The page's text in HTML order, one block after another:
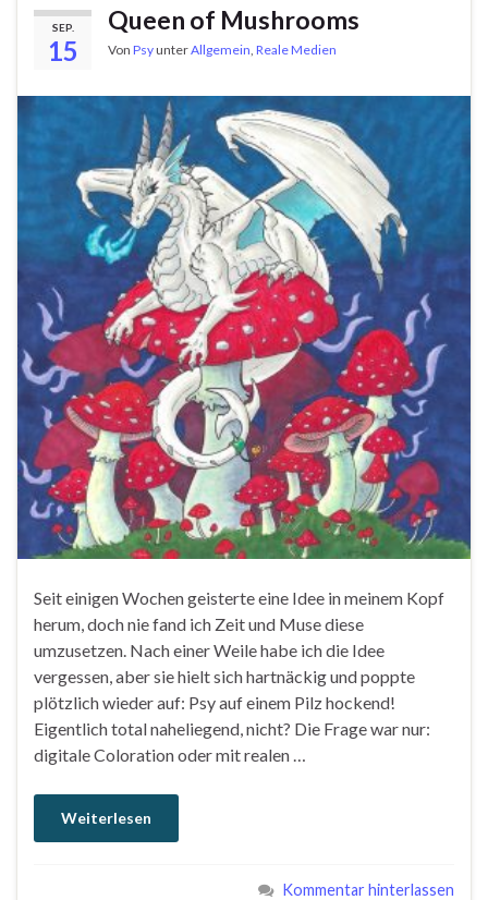
SEP.
15
Queen of Mushrooms
Von PsyunterAllgemein, Reale Medien
Seit einigen Wochen geisterte eine Idee in meinem Kopf
herum, doch nie fand ich Zeit und Muse diese
umzusetzen. Nach einer Weile habe ich die Idee
vergessen, aber sie hielt sich hartnäckig und poppte
plötzlich wieder auf: Psy auf einem Pilz hockend!
Eigentlich total naheliegend, nicht? Die Frage war nur:
digitale Coloration oder mit realen …
Weiterlesen
Kommentar hinterlassen